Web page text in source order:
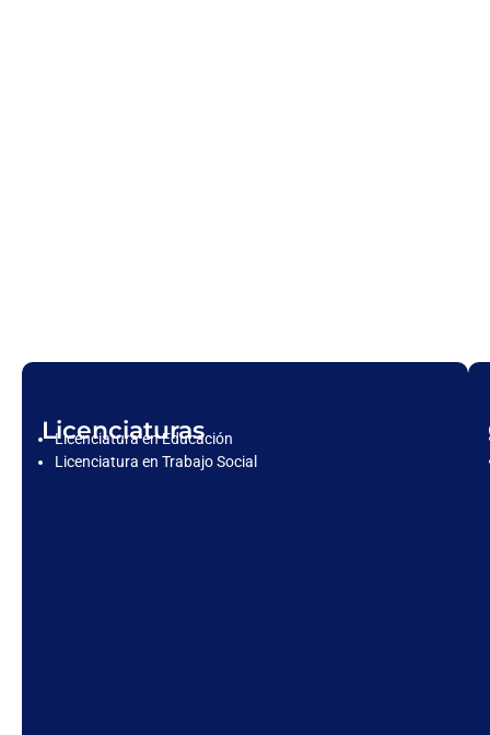
Licenciaturas
Licenciatura en Educación
Licenciatura en Trabajo Social